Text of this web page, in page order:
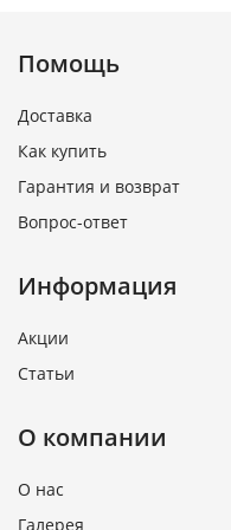
Помощь
Доставка
Как купить
Гарантия и возврат
Вопрос-ответ
Информация
Акции
Статьи
О компании
О нас
Галерея